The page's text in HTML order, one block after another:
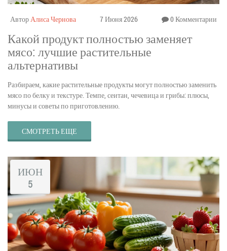
АвторАлиса Чернова 7 Июня 2026 0 Комментарии
Какой продукт полностью заменяет
мясо: лучшие растительные
альтернативы
Разбираем, какие растительные продукты могут полностью заменить
мясо по белку и текстуре. Темпе, сеитан, чечевица и грибы: плюсы,
минусы и советы по приготовлению.
СМОТРЕТЬ ЕЩЕ
ИЮН
5